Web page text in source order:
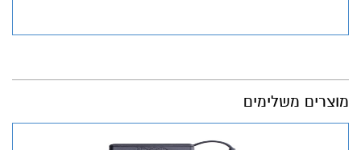
מוצרים משלימים